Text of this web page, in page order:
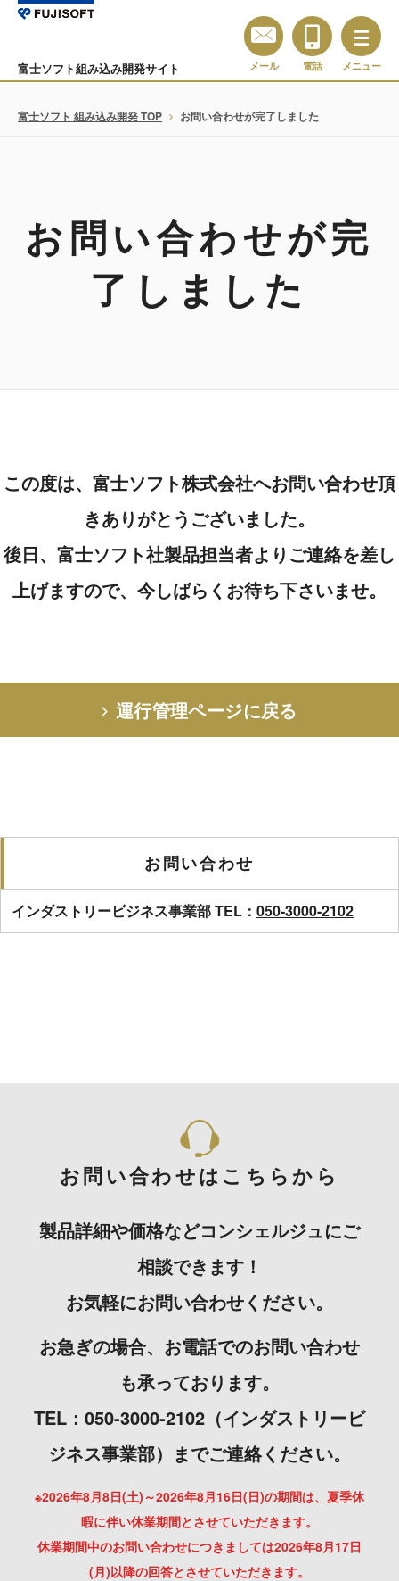
富士ソフト組み込み開発サイト メール 電話 メニュー
富士ソフト 組み込み開発 TOP お問い合わせが完了しました
お問い合わせが完
了しました
この度は、富士ソフト株式会社へお問い合わせ頂
きありがとうございました。
後日、富士ソフト社製品担当者よりご連絡を差し
上げますので、今しばらくお待ち下さいませ。
運行管理ページに戻る
お問い合わせ
インダストリービジネス事業部 TEL： 050-3000-2102
お問い合わせはこちらから
製品詳細や価格などコンシェルジュにご
相談できます！
お気軽にお問い合わせください。
お急ぎの場合、お電話でのお問い合わせ
も承っております。
TEL：050-3000-2102（インダストリービ
ジネス事業部）までご連絡ください。
※2026年8月8日(土)～2026年8月16日(日)の期間は、夏季休
暇に伴い休業期間とさせていただきます。
休業期間中のお問い合わせにつきましては2026年8月17日
(月)以降の回答とさせていただきます。